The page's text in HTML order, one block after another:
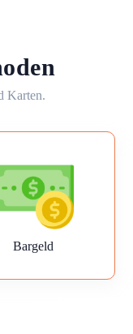
Karten.
Bargeld